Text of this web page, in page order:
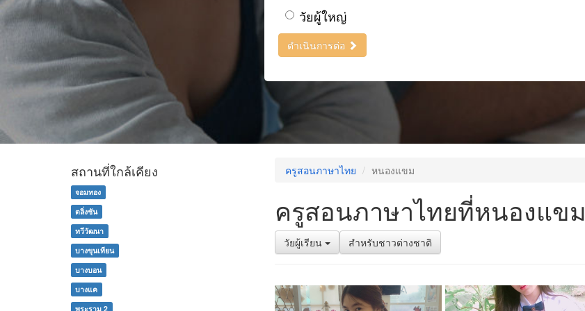
วัยผู้ใหญ่
ดำเนินการต่อ
ครูสอนภาษาไทย หนองแขม
ครูสอนภาษาไทยที่หนองแขม
วัยผู้เรียน สำหรับชาวต่างชาติ
สถานที่ใกล้เคียง
จอมทอง
ตลิ่งชัน
ทวีวัฒนา
บางขุนเทียน
บางบอน
บางแค
พระราม 2